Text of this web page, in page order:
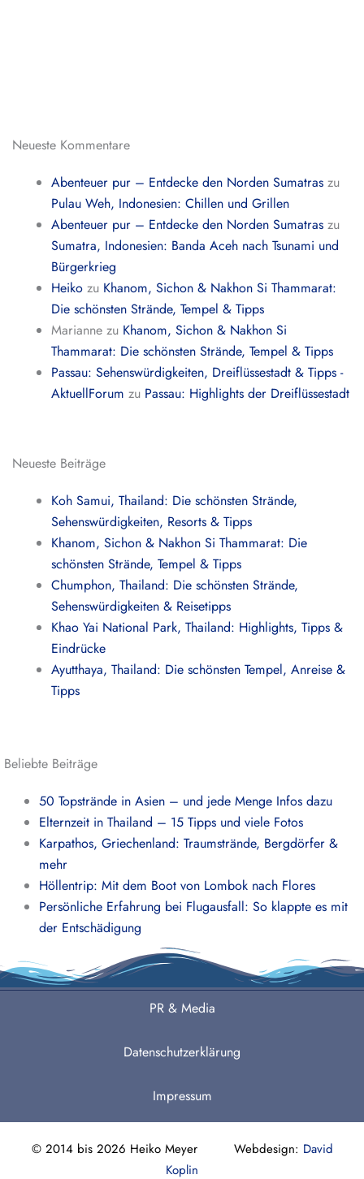
Neueste Kommentare
Abenteuer pur – Entdecke den Norden Sumatras zu
Pulau Weh, Indonesien: Chillen und Grillen
Abenteuer pur – Entdecke den Norden Sumatras zu
Sumatra, Indonesien: Banda Aceh nach Tsunami und
Bürgerkrieg
Heiko zu Khanom, Sichon & Nakhon Si Thammarat:
Die schönsten Strände, Tempel & Tipps
Marianne zu Khanom, Sichon & Nakhon Si
Thammarat: Die schönsten Strände, Tempel & Tipps
Passau: Sehenswürdigkeiten, Dreiflüssestadt & Tipps -
AktuellForum zu Passau: Highlights der Dreiflüssestadt
Neueste Beiträge
Koh Samui, Thailand: Die schönsten Strände,
Sehenswürdigkeiten, Resorts & Tipps
Khanom, Sichon & Nakhon Si Thammarat: Die
schönsten Strände, Tempel & Tipps
Chumphon, Thailand: Die schönsten Strände,
Sehenswürdigkeiten & Reisetipps
Khao Yai National Park, Thailand: Highlights, Tipps &
Eindrücke
Ayutthaya, Thailand: Die schönsten Tempel, Anreise &
Tipps
Beliebte Beiträge
50 Topstrände in Asien – und jede Menge Infos dazu
Elternzeit in Thailand – 15 Tipps und viele Fotos
Karpathos, Griechenland: Traumstrände, Bergdörfer &
mehr
Höllentrip: Mit dem Boot von Lombok nach Flores
Persönliche Erfahrung bei Flugausfall: So klappte es mit
der Entschädigung
PR & Media
Datenschutzerklärung
Impressum
© 2014 bis 2026 Heiko Meyer Webdesign: David
Koplin